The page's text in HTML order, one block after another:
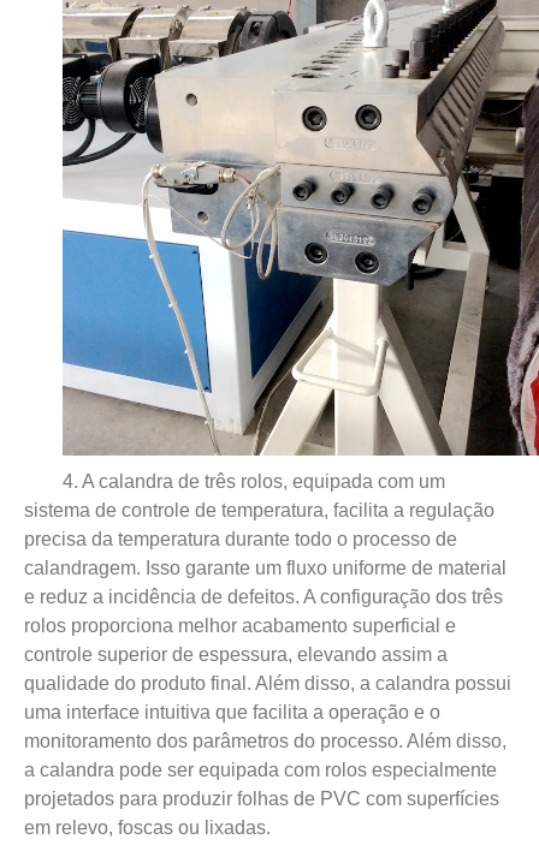
4. A calandra de três rolos, equipada com um
sistema de controle de temperatura, facilita a regulação
precisa da temperatura durante todo o processo de
calandragem. Isso garante um fluxo uniforme de material
e reduz a incidência de defeitos. A configuração dos três
rolos proporciona melhor acabamento superficial e
controle superior de espessura, elevando assim a
qualidade do produto final. Além disso, a calandra possui
uma interface intuitiva que facilita a operação e o
monitoramento dos parâmetros do processo. Além disso,
a calandra pode ser equipada com rolos especialmente
projetados para produzir folhas de PVC com superfícies
em relevo, foscas ou lixadas.